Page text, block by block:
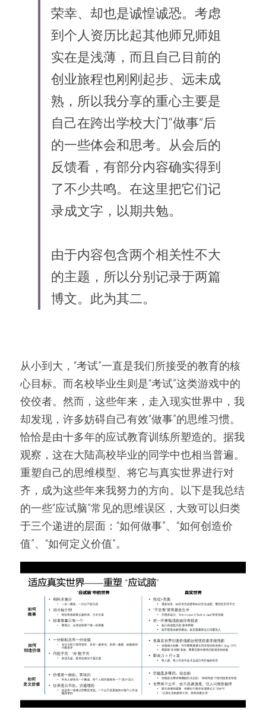
荣幸、却也是诚惶诚恐。考虑
到个人资历比起其他师兄师姐
实在是浅薄，而且自己目前的
创业旅程也刚刚起步、远未成
熟，所以我分享的重心主要是
自己在跨出学校大门“做事”后
的一些体会和思考。从会后的
反馈看，有部分内容确实得到
了不少共鸣。在这里把它们记
录成文字，以期共勉。
由于内容包含两个相关性不大
的主题，所以分别记录于两篇
博文。此为其二。
从小到大，“考试”一直是我们所接受的教育的核
心目标。而名校毕业生则是“考试”这类游戏中的
佼佼者。然而，这些年来，走入现实世界中，我
却发现，许多妨碍自己有效“做事”的思维习惯。
恰恰是由十多年的应试教育训练所塑造的。据我
观察，这在大陆高校毕业的同学中也相当普遍。
重塑自己的思维模型、将它与真实世界进行对
齐，成为这些年来我努力的方向。以下是我总结
的一些“应试脑”常见的思维误区，大致可以归类
于三个递进的层面：“如何做事”、“如何创造价
值”、“如何定义价值”。